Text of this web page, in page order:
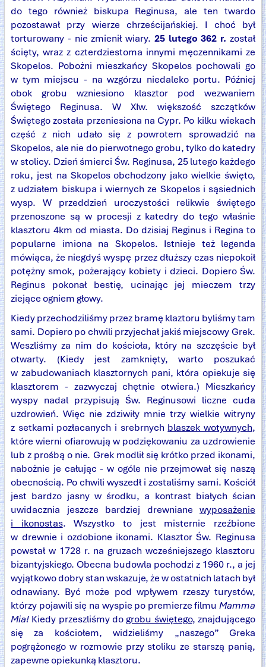
do tego również biskupa Reginusa, ale ten twardo
pozostawał przy wierze chrześcijańskiej. I choć był
torturowany - nie zmienił wiary. 25 lutego 362 r. został
ścięty, wraz z czterdziestoma innymi męczennikami ze
Skopelos. Pobożni mieszkańcy Skopelos pochowali go
w tym miejscu - na wzgórzu niedaleko portu. Później
obok grobu wzniesiono klasztor pod wezwaniem
Świętego Reginusa. W XIw. większość szczątków
Świętego została przeniesiona na Cypr. Po kilku wiekach
część z nich udało się z powrotem sprowadzić na
Skopelos, ale nie do pierwotnego grobu, tylko do katedry
w stolicy. Dzień śmierci Św. Reginusa, 25 lutego każdego
roku, jest na Skopelos obchodzony jako wielkie święto,
z udziałem biskupa i wiernych ze Skopelos i sąsiednich
wysp. W przeddzień uroczystości relikwie świętego
przenoszone są w procesji z katedry do tego właśnie
klasztoru 4km od miasta. Do dzisiaj Reginus i Regina to
popularne imiona na Skopelos. Istnieje też legenda
mówiąca, że niegdyś wyspę przez dłuższy czas niepokoił
potężny smok, pożerający kobiety i dzieci. Dopiero Św.
Reginus pokonał bestię, ucinając jej mieczem trzy
ziejące ogniem głowy.
Kiedy przechodziliśmy przez bramę klaztoru byliśmy tam
sami. Dopiero po chwili przyjechał jakiś miejscowy Grek.
Weszliśmy za nim do kościoła, który na szczęście był
otwarty. (Kiedy jest zamknięty, warto poszukać
w zabudowaniach klasztornych pani, która opiekuje się
klasztorem - zazwyczaj chętnie otwiera.) Mieszkańcy
wyspy nadal przypisują Św. Reginusowi liczne cuda
uzdrowień. Więc nie zdziwiły mnie trzy wielkie witryny
z setkami pozłacanych i srebrnych blaszek wotywnych,
które wierni ofiarowują w podziękowaniu za uzdrowienie
lub z prośbą o nie. Grek modlił się krótko przed ikonami,
nabożnie je całując - w ogóle nie przejmował się naszą
obecnością. Po chwili wyszedł i zostaliśmy sami. Kościół
jest bardzo jasny w środku, a kontrast białych ścian
uwidacznia jeszcze bardziej drewniane wyposażenie
i ikonostas. Wszystko to jest misternie rzeźbione
w drewnie i ozdobione ikonami. Klasztor Św. Reginusa
powstał w 1728 r. na gruzach wcześniejszego klasztoru
bizantyjskiego. Obecna budowla pochodzi z 1960 r., a jej
wyjątkowo dobry stan wskazuje, że w ostatnich latach był
odnawiany. Być może pod wpływem rzeszy turystów,
którzy pojawili się na wyspie po premierze filmu Mamma
Mia! Kiedy przeszliśmy do grobu świętego, znajdującego
się za kościołem, widzieliśmy „naszego” Greka
pogrążonego w rozmowie przy stoliku ze starszą panią,
zapewne opiekunką klasztoru.